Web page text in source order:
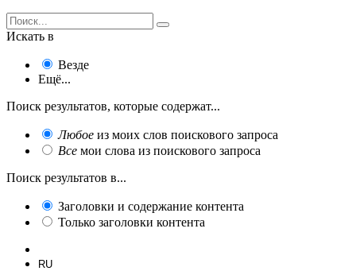
Искать в
Везде
Ещё...
Поиск результатов, которые содержат...
Любое из моих слов поискового запроса
Все мои слова из поискового запроса
Поиск результатов в...
Заголовки и содержание контента
Только заголовки контента
RU